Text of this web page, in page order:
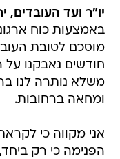
יו"ר ועד העובדים,
באמצעות כוח
מוסכם לטובת
חודשים נאבקנו על
משלא נותרה לנו
ומחאה ברחובות.
אני מקווה כי
הפנימה כי רק